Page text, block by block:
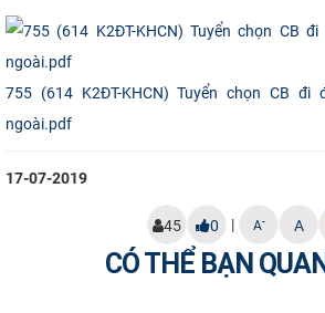
ĐÀO TẠO
ĐẢM BẢO CHẤT LƯỢNG
KHOA HỌC CÔNG NGHỆ
HTQT
CỰU NGƯỜI HỌC
755 (614 K2ĐT-KHCN) Tuyển chọn CB đi
ngoài.pdf
17-07-2019
45 0 | A- A
CÓ THỂ BẠN